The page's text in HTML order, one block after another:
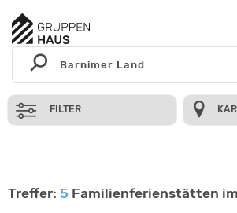
FILTER
Treffer: 5 Familienferienstätten